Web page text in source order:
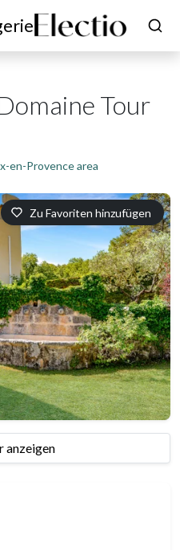
Tour
en-Provence area
Zu Favoriten hinzufügen
anzeigen